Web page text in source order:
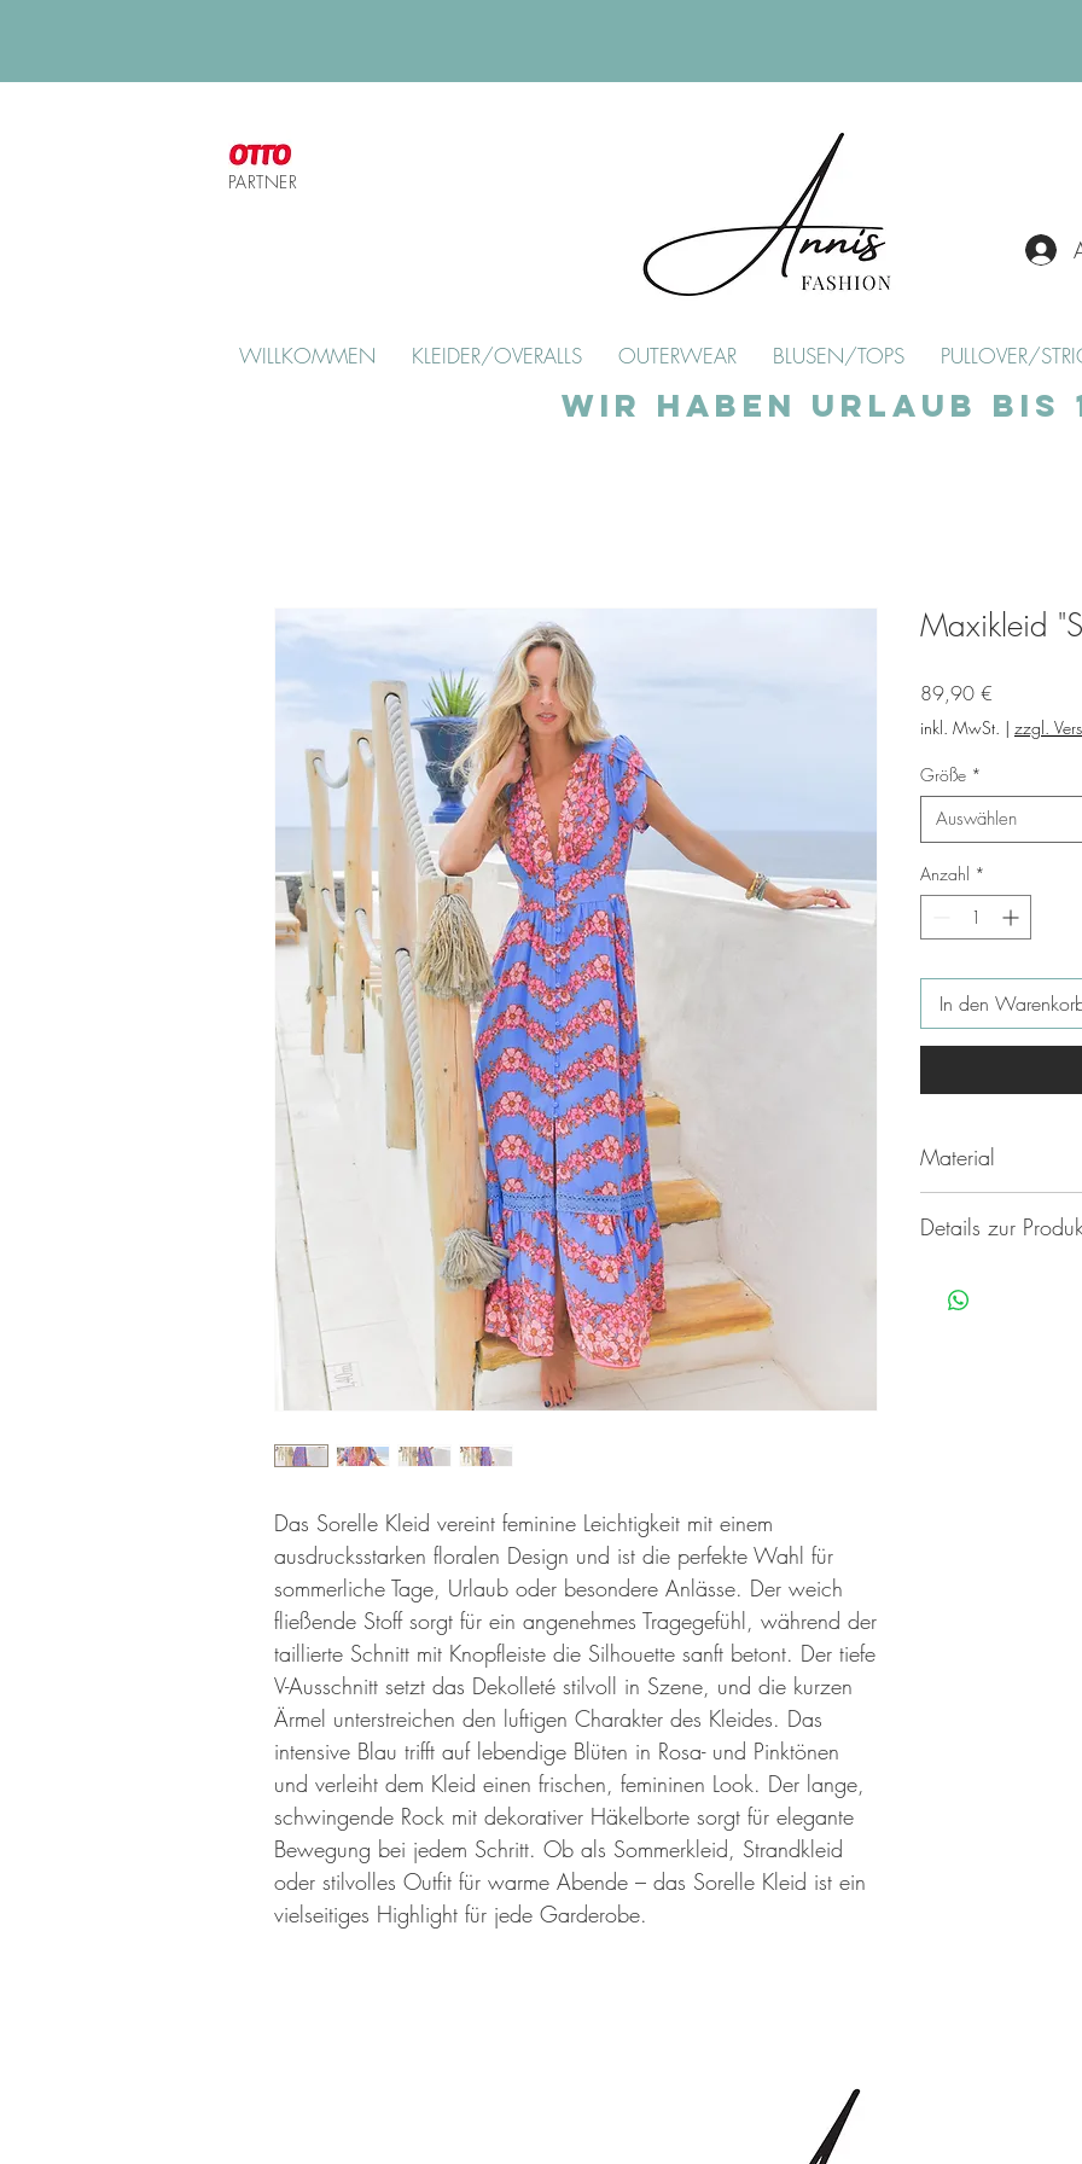
PARTNER
WILLKOMMEN KLEIDER/OVERALLS OUTERWEAR BLUSEN/TOPS PULLOVER/
Wir haben Urlaub bis
Das Sorelle Kleid vereint feminine Leichtigkeit mit einem
ausdrucksstarken floralen Design und ist die perfekte Wahl für
sommerliche Tage, Urlaub oder besondere Anlässe. Der weich
fließende Stoff sorgt für ein angenehmes Tragegefühl, während der
taillierte Schnitt mit Knopfleiste die Silhouette sanft betont. Der tiefe
V-Ausschnitt setzt das Dekolleté stilvoll in Szene, und die kurzen
Ärmel unterstreichen den luftigen Charakter des Kleides. Das
intensive Blau trifft auf lebendige Blüten in Rosa- und Pinktönen
und verleiht dem Kleid einen frischen, femininen Look. Der lange,
schwingende Rock mit dekorativer Häkelborte sorgt für elegante
Bewegung bei jedem Schritt. Ob als Sommerkleid, Strandkleid
oder stilvolles Outfit für warme Abende – das Sorelle Kleid ist ein
vielseitiges Highlight für jede Garderobe.
Maxikleid
89,90 €
inkl. MwSt. | zzgl.
Größe *
Auswählen
Anzahl *
In den
Material
Details zur